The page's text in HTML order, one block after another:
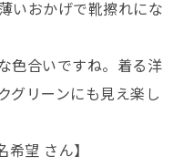
いおかげで靴擦れにな
色合いですね。着る洋
グリーンにも見え楽し
望 さん】